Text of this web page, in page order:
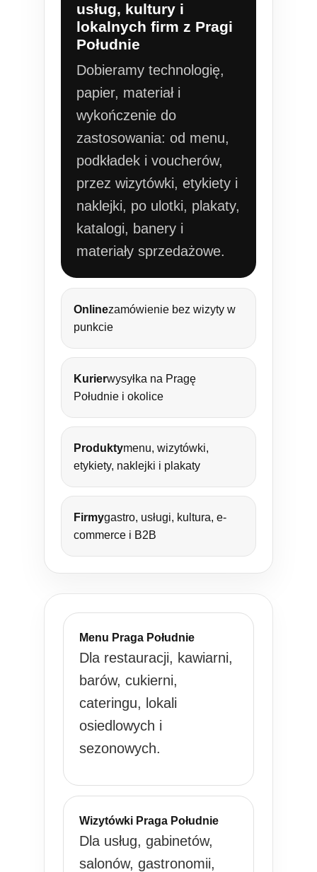
usług, kultury i
lokalnych firm z Pragi
Południe
Dobieramy technologię,
papier, materiał i
wykończenie do
zastosowania: od menu,
podkładek i voucherów,
przez wizytówki, etykiety i
naklejki, po ulotki, plakaty,
katalogi, banery i
materiały sprzedażowe.
Onlinezamówienie bez wizyty w
punkcie
Kurierwysyłka na Pragę
Południe i okolice
Produktymenu, wizytówki,
etykiety, naklejki i plakaty
Firmygastro, usługi, kultura, e-
commerce i B2B
Menu Praga Południe
Dla restauracji, kawiarni,
barów, cukierni,
cateringu, lokali
osiedlowych i
sezonowych.
Wizytówki Praga Południe
Dla usług, gabinetów,
salonów, gastronomii,